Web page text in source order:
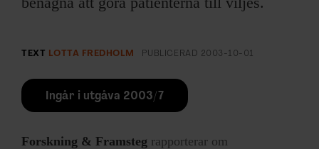
TEXT LOTTA FREDHOLM PUBLICERAD 2003-10-01
Ingår i utgåva 2003/7
Forskning & Framsteg rapporterar om